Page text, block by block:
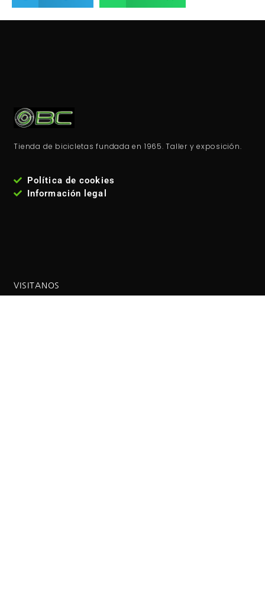
Tienda de bicicletas fundada en 1965. Taller y exposición.
Política de cookies
Información legal
VISITANOS